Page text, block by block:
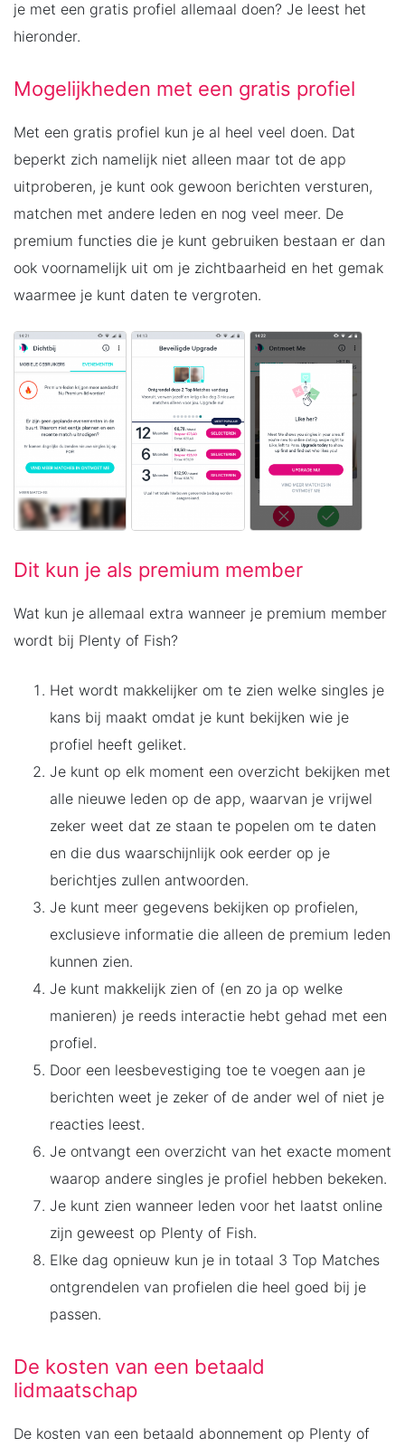
je met een gratis profiel allemaal doen? Je leest het
hieronder.
Mogelijkheden met een gratis profiel
Met een gratis profiel kun je al heel veel doen. Dat
beperkt zich namelijk niet alleen maar tot de app
uitproberen, je kunt ook gewoon berichten versturen,
matchen met andere leden en nog veel meer. De
premium functies die je kunt gebruiken bestaan er dan
ook voornamelijk uit om je zichtbaarheid en het gemak
waarmee je kunt daten te vergroten.
Dit kun je als premium member
Wat kun je allemaal extra wanneer je premium member
wordt bij Plenty of Fish?
Het wordt makkelijker om te zien welke singles je
kans bij maakt omdat je kunt bekijken wie je
profiel heeft geliket.
Je kunt op elk moment een overzicht bekijken met
alle nieuwe leden op de app, waarvan je vrijwel
zeker weet dat ze staan te popelen om te daten
en die dus waarschijnlijk ook eerder op je
berichtjes zullen antwoorden.
Je kunt meer gegevens bekijken op profielen,
exclusieve informatie die alleen de premium leden
kunnen zien.
Je kunt makkelijk zien of (en zo ja op welke
manieren) je reeds interactie hebt gehad met een
profiel.
Door een leesbevestiging toe te voegen aan je
berichten weet je zeker of de ander wel of niet je
reacties leest.
Je ontvangt een overzicht van het exacte moment
waarop andere singles je profiel hebben bekeken.
Je kunt zien wanneer leden voor het laatst online
zijn geweest op Plenty of Fish.
Elke dag opnieuw kun je in totaal 3 Top Matches
ontgrendelen van profielen die heel goed bij je
passen.
De kosten van een betaald
lidmaatschap
De kosten van een betaald abonnement op Plenty of